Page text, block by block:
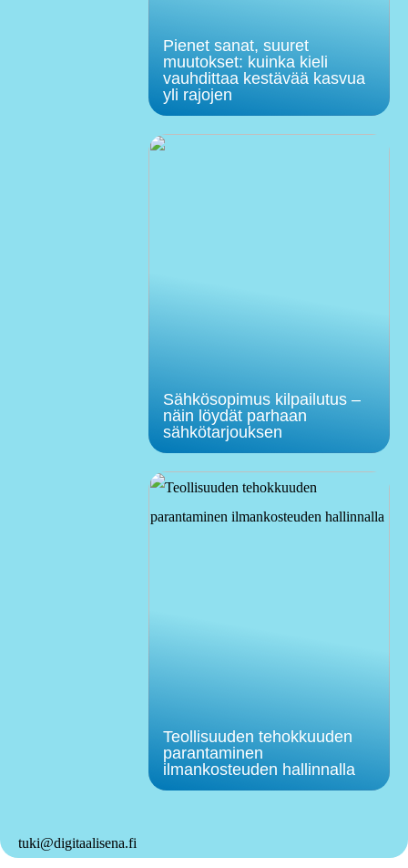
Pienet sanat, suuret
muutokset: kuinka kieli
vauhdittaa kestävää kasvua
yli rajojen
Sähkösopimus kilpailutus –
näin löydät parhaan
sähkötarjouksen
Teollisuuden tehokkuuden
parantaminen
ilmankosteuden hallinnalla
tuki@digitaalisena.fi